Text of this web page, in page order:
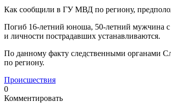
Как сообщили в ГУ МВД по региону,
Погиб 16-летний юноша, 50-летний мужчина с
и личности пострадавших устанавливаются.
По данному факту следственными органами
по региону.
Происшествия
0
Комментировать